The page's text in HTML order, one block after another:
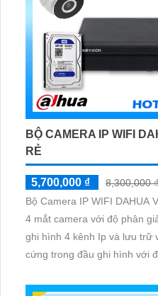
BỘ CAMERA IP WIFI
RẺ
5,700,000 ₫
8,300,000 ₫
Bộ Camera IP WIFI DAHUA
4 mắt camera với độ phân
ghi hình 4 kênh Ip và lưu trữ
cứng trong đầu ghi hình với
giám sát có màu vào ban